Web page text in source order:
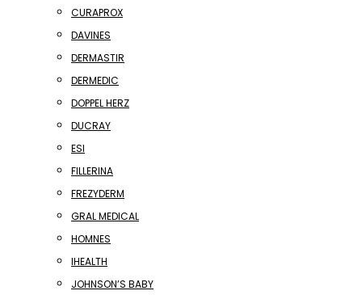
CURAPROX
DAVINES
DERMASTIR
DERMEDIC
DOPPEL HERZ
DUCRAY
ESI
FILLERINA
FREZYDERM
GRAL MEDICAL
HOMNES
IHEALTH
JOHNSON’S BABY